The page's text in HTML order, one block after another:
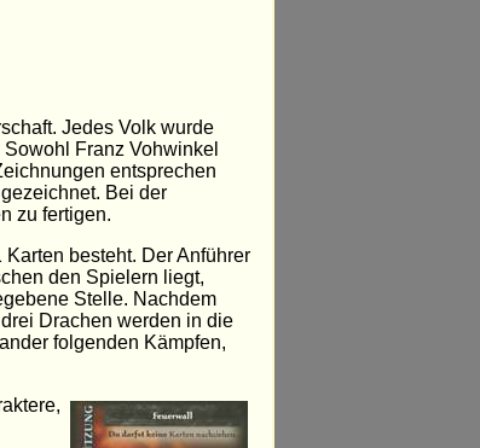
Jedes Volk wurde
Franz Vohwinkel
entsprechen
Bei der
zu fertigen.
besteht. Der Anführer
den Spielern liegt,
Stelle. Nachdem
Drachen werden in die
folgenden Kämpfen,